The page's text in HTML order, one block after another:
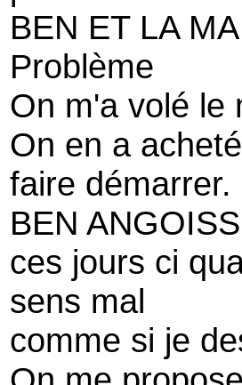
BEN ET LA
Problème
On m'a volé le
On en a
faire démarrer.
BEN
ces jours ci
sens mal
comme si je